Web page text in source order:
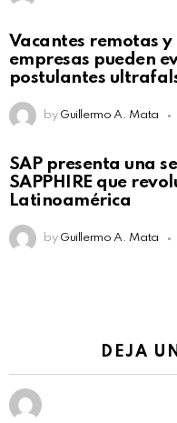
Vacantes remotas
empresas pueden
postulantes
by Guillermo A. Mata
SAP presenta una
SAPPHIRE que
Latinoamérica
by Guillermo A. Mata
DEJA